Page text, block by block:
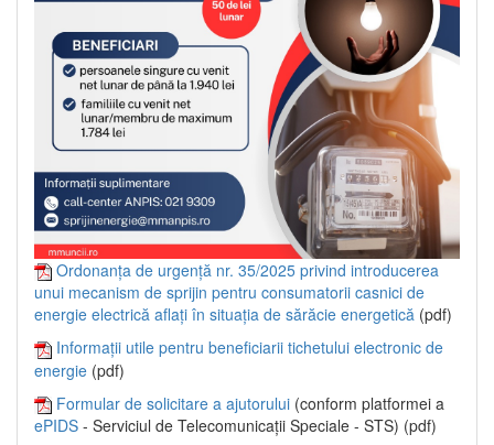
Ordonanța de urgență nr. 35/2025 privind introducerea
unui mecanism de sprijin pentru consumatorii casnici de
energie electrică aflați în situația de sărăcie energetică (pdf)
Informații utile pentru beneficiarii tichetului electronic de
energie (pdf)
Formular de solicitare a ajutorului (conform platformei a
ePIDS - Serviciul de Telecomunicații Speciale - STS) (pdf)